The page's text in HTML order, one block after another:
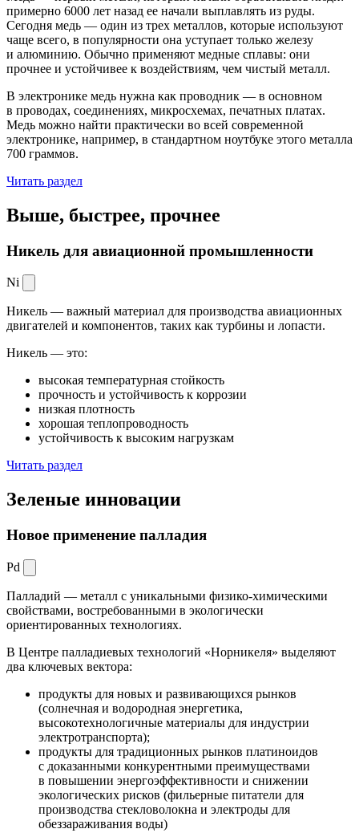
примерно 6000 лет назад ее начали выплавлять из руды.
Сегодня медь — один из трех металлов, которые используют
чаще всего, в популярности она уступает только железу
и алюминию. Обычно применяют медные сплавы: они
прочнее и устойчивее к воздействиям, чем чистый металл.
В электронике медь нужна как проводник — в основном
в проводах, соединениях, микросхемах, печатных платах.
Медь можно найти практически во всей современной
электронике, например, в стандартном ноутбуке этого металла
700 граммов.
Читать раздел
Выше, быстрее, прочнее
Никель для авиационной промышленности
Ni
Никель — важный материал для производства авиационных
двигателей и компонентов, таких как турбины и лопасти.
Никель — это:
высокая температурная стойкость
прочность и устойчивость к коррозии
низкая плотность
хорошая теплопроводность
устойчивость к высоким нагрузкам
Читать раздел
Зеленые инновации
Новое применение палладия
Pd
Палладий — металл с уникальными физико-химическими
свойствами, востребованными в экологически
ориентированных технологиях.
В Центре палладиевых технологий «Норникеля» выделяют
два ключевых вектора:
продукты для новых и развивающихся рынков
(солнечная и водородная энергетика,
высокотехнологичные материалы для индустрии
электротранспорта);
продукты для традиционных рынков платиноидов
с доказанными конкурентными преимуществами
в повышении энергоэффективности и снижении
экологических рисков (фильерные питатели для
производства стекловолокна и электроды для
обеззараживания воды)